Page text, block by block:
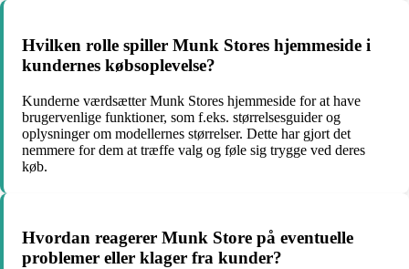
Hvilken rolle spiller Munk Stores hjemmeside i
kundernes købsoplevelse?
Kunderne værdsætter Munk Stores hjemmeside for at have
brugervenlige funktioner, som f.eks. størrelsesguider og
oplysninger om modellernes størrelser. Dette har gjort det
nemmere for dem at træffe valg og føle sig trygge ved deres
køb.
Hvordan reagerer Munk Store på eventuelle
problemer eller klager fra kunder?